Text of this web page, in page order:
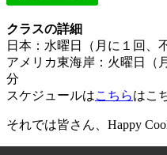
クラスの詳細
日本：水曜日（月に１回、
アメリカ東海岸：火曜日（
分
スケジュールはこちらはこ
それでは皆さん、Happy